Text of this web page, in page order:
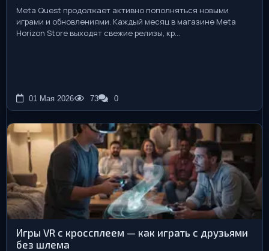
Meta Quest продолжает активно пополняться новыми
играми и обновлениями. Каждый месяц в магазине Meta
Horizon Store выходят свежие релизы, кр...
01 Мая 2026 73 0
Игры VR с кроссплеем — как играть с друзьями
без шлема